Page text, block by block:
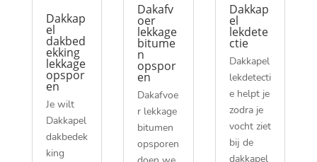
Dakkap
el
dakbed
ekking
lekkage
opspor
en
Je wilt
Dakkapel
dakbedek
king
Dakafv
oer
lekkage
bitume
n
opspor
en
Dakafvoe
r lekkage
bitumen
opsporen
Dakkap
el
lekdete
ctie
Dakkapel
lekdetecti
e helpt je
zodra je
vocht ziet
bij de
dakkapel